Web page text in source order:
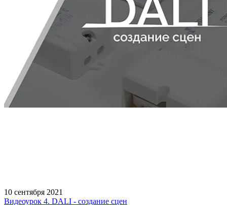
10 сентября 2021
Видеоурок 4. DALI - создание сцен